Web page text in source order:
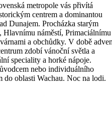
metropole vás přivítá
centrem a dominantou
Dunajem. Procházka starým
Hlavnímu náměstí, Primaciálnímu
a obchůdky. V době
zdobí vánoční světla a
speciality a horké nápoje.
nebo individuálního
oblasti Wachau. Noc na lodi.